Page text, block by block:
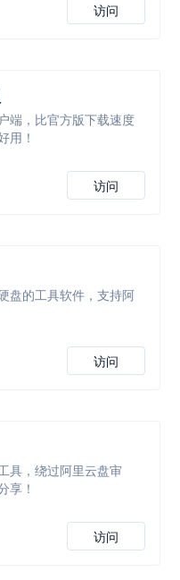
访问
端，比官方版下载速度
用！
访问
盘的工具软件，支持阿
访问
具，绕过阿里云盘审
享！
访问